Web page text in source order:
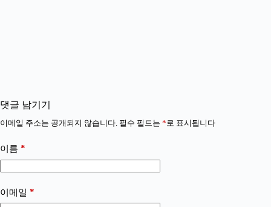
댓글 남기기
이메일 주소는 공개되지 않습니다. 필수 필드는 *로 표시됩니다
이름 *
이메일 *